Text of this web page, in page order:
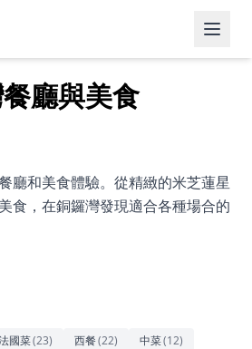
廳與美食
廳和美食體驗。從精緻的米芝蓮星
食，在銅鑼灣發現適合各種場合的
國菜(23) 西餐(22) 中菜(12)